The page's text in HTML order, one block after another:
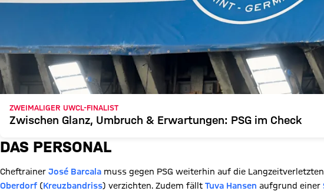
ZWEIMALIGER UWCL-FINALIST
Zwischen Glanz, Umbruch & Erwartungen: PSG im Check
DAS PERSONAL
Cheftrainer José Barcala muss gegen PSG weiterhin auf die Langzeitverletzten
Oberdorf (Kreuzbandriss) verzichten. Zudem fällt Tuva Hansen aufgrund einer